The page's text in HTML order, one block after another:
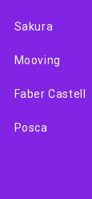
Sakura
Mooving
Faber Castell
Posca